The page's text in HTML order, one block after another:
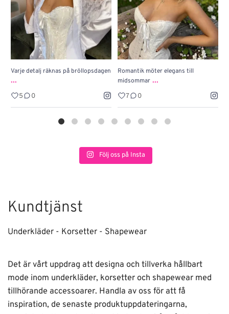
Varje detalj räknas på bröllopsdagen
...
5 0
Romantik möter elegans till
midsommar ...
7 0
Följ oss på Insta
Kundtjänst
Underkläder - Korsetter - Shapewear
Det är vårt uppdrag att designa och tillverka hållbart
mode inom underkläder, korsetter och shapewear med
tillhörande accessoarer. Handla av oss för att få
inspiration, de senaste produktuppdateringarna,